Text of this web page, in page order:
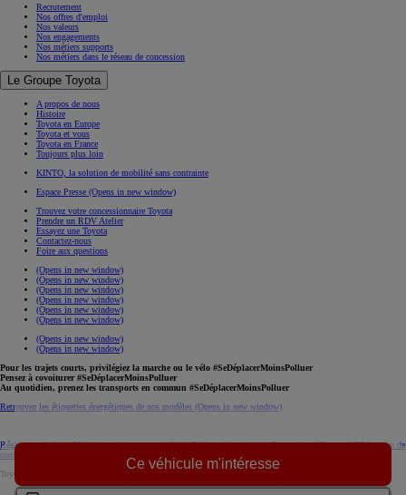
Ce véhicule m'intéresse
Recrutement
Nos offres d'emploi
Nos valeurs
Nos engagements
Nos métiers supports
Nos métiers dans le réseau de concession
Le Groupe Toyota
A propos de nous
Histoire
Toyota en Europe
Toyota et vous
Toyota en France
Toujours plus loin
KINTO, la solution de mobilité sans contrainte
Espace Presse (Opens in new window)
Trouvez votre concessionnaire Toyota
Prendre un RDV Atelier
Essayez une Toyota
Contactez-nous
Foire aux questions
(Opens in new window)
(Opens in new window)
(Opens in new window)
(Opens in new window)
(Opens in new window)
(Opens in new window)
(Opens in new window)
(Opens in new window)
Pour les trajets courts, privilégiez la marche ou le vélo #SeDéplacerMoinsPolluer
Pensez à covoiturer #SeDéplacerMoinsPolluer
Au quotidien, prenez les transports en commun #SeDéplacerMoinsPolluer
Retrouvez les étiquettes énergétiques de nos modèles (Opens in new window)
Réglement du site|Vos informations personnelles|Gestion des cookies|Centre de préférences|Déclaration de
confidentialité
Toyota. Tous droits réservés. © 2026
Informations légales